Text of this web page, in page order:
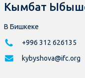
Кымбат
В Бишкеке
+996 312 626135
kybyshova@ifc.org